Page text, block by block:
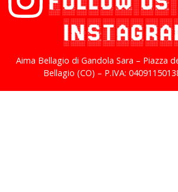
Aima Bellagio di Gandola Sara – Piazza
Bellagio (CO) – P.IVA: